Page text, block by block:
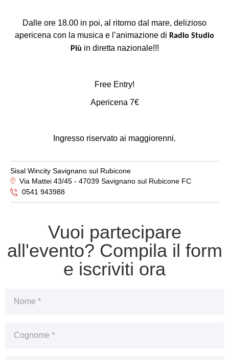
Dalle ore 18.00 in poi, al ritorno dal mare, delizioso
apericena con la musica e l’animazione di Radio Studio
Più in diretta nazionale!!!
Free Entry!
Apericena 7€
Ingresso riservato ai maggiorenni.
Sisal Wincity Savignano sul Rubicone
Via Mattei 43/45 - 47039 Savignano sul Rubicone FC
0541 943988
Vuoi partecipare
all'evento? Compila il form
e iscriviti ora